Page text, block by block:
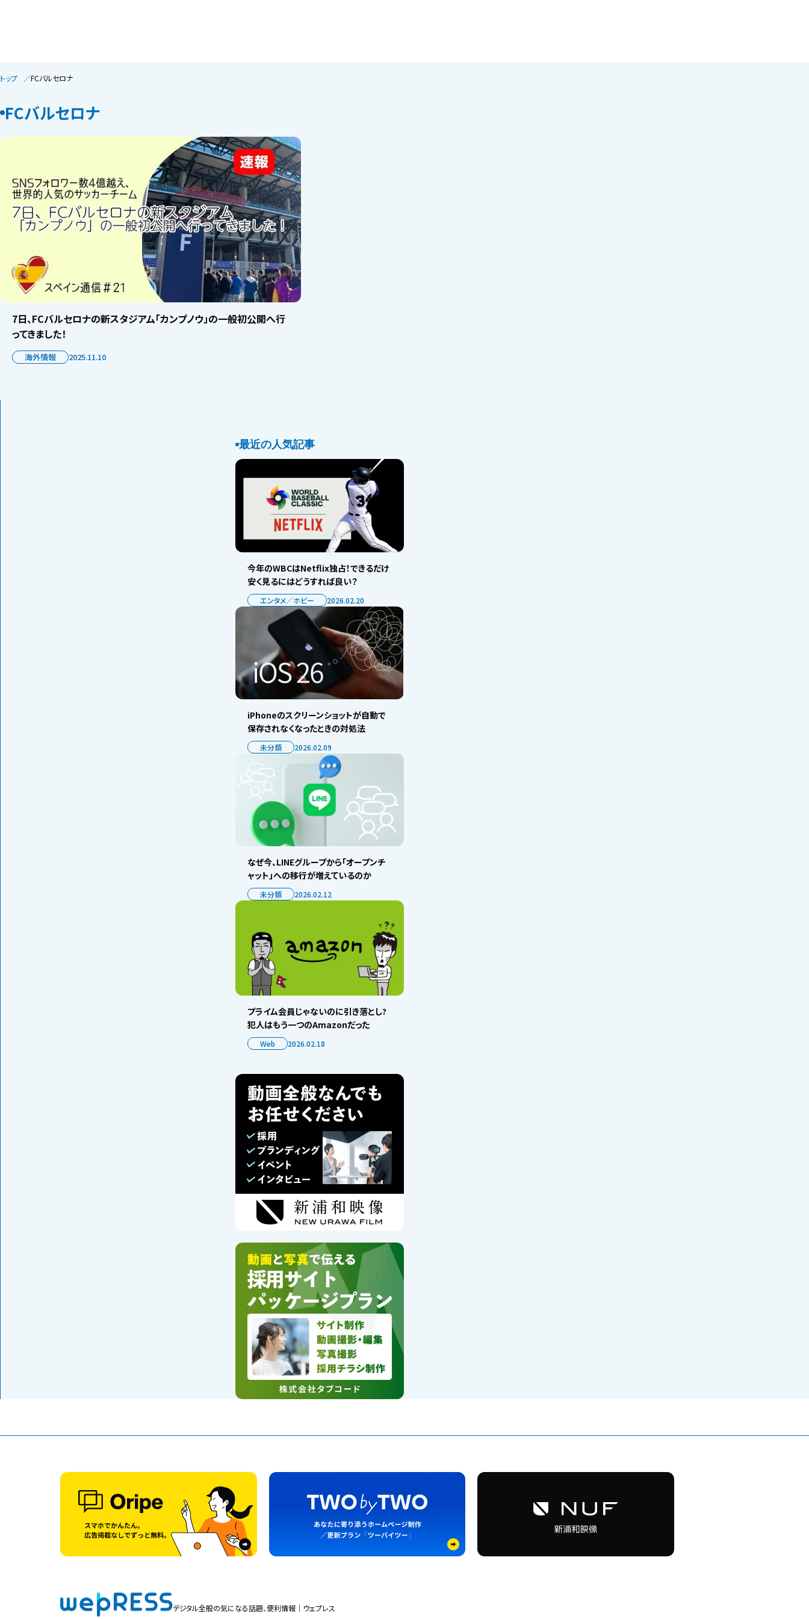
トップ FCバルセロナ
FCバルセロナ
7日、FCバルセロナの新スタジアム「カンプノウ」の一般初公開へ行
ってきました！
海外情報 2025.11.10
最近の人気記事
今年のWBCはNetflix独占！できるだけ
安く見るにはどうすれば良い？
エンタメ／ホビー 2026.02.20
iPhoneのスクリーンショットが自動で
保存されなくなったときの対処法
未分類 2026.02.09
なぜ今、LINEグループから「オープンチ
ャット」への移行が増えているのか
未分類 2026.02.12
プライム会員じゃないのに引き落とし?
犯人はもう一つのAmazonだった
Web 2026.02.18
デジタル全般の気になる話題、便利情報｜ウェプレス